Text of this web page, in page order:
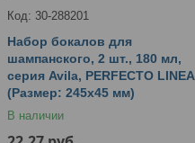
30-288201
Набор бокалов для
шампанского, 2 шт., 180 мл,
серия Avila, PERFECTO LINEA
(Размер: 245х45 мм)
В наличии